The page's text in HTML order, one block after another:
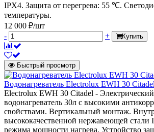
IPX4. Защита от перегрева: 55 ℃.
температуры.
12 000 ₽/шт
-
+ Купить
Быстрый просмотр
Водонагреватель Electrolux EWH 30 Citadel
Electrolux EWH 30 Citadel -
водонагреватель 30л с высокими
свойствами. Вертикальный монтаж.
высококачественной нержавеющей стали
режима мощности нагрева. Устройство